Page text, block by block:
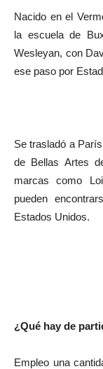
Nacido en el
la escuela de
Wesleyan, con
ese paso por
Se trasladó a
de Bellas Artes
marcas como
pueden
Estados Unidos.
¿Qué hay de
Empleo una